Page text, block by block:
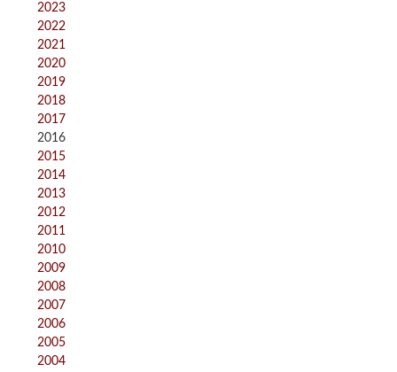
2023
2022
2021
2020
2019
2018
2017
2016
2015
2014
2013
2012
2011
2010
2009
2008
2007
2006
2005
2004